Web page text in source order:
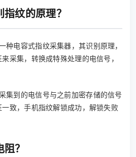
纹的原理？
种电容式指纹采集器，其识别原理，
采集，转换成特殊处理的电信号，
集到的电信号与之前加密存储的信号
致，手机指纹解锁成功，解锁失败
？